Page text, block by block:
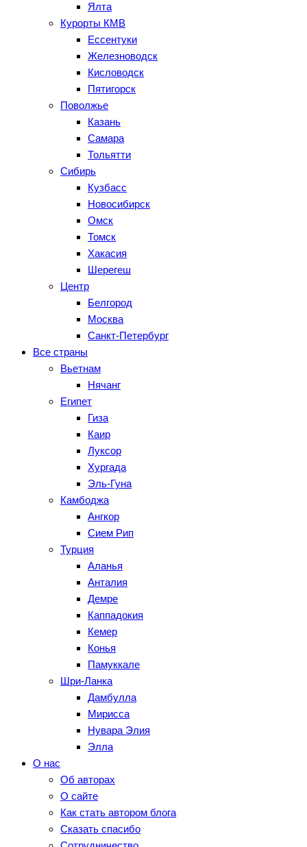
Ялта
Курорты КМВ
Ессентуки
Железноводск
Кисловодск
Пятигорск
Поволжье
Казань
Самара
Тольятти
Сибирь
Кузбасс
Новосибирск
Омск
Томск
Хакасия
Шерегеш
Центр
Белгород
Москва
Санкт-Петербург
Все страны
Вьетнам
Нячанг
Египет
Гиза
Каир
Луксор
Хургада
Эль-Гуна
Камбоджа
Ангкор
Сием Рип
Турция
Аланья
Анталия
Демре
Каппадокия
Кемер
Конья
Памуккале
Шри-Ланка
Дамбулла
Мирисса
Нувара Элия
Элла
О нас
Об авторах
О сайте
Как стать автором блога
Сказать спасибо